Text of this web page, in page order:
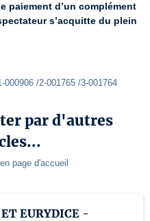
paiement d’un complément
s’acquitte du plein
000906 /2-001765 /3-001764
par d'autres
page d'accueil
EURYDICE -